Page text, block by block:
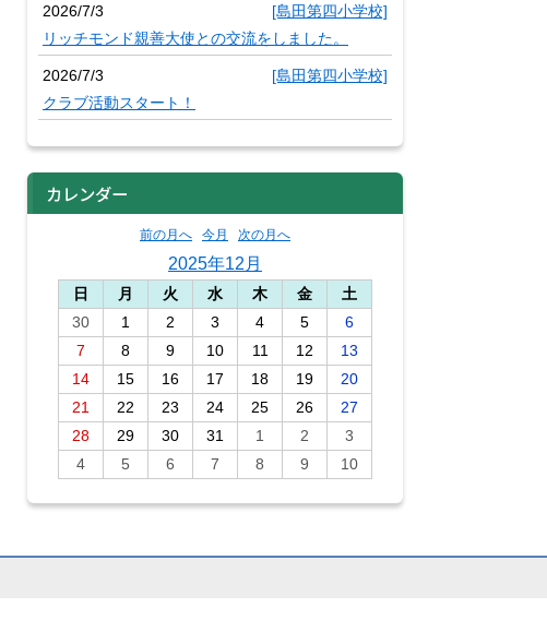
2026/7/3
[島田第四小学校]
リッチモンド親善大使との交流をしました。
2026/7/3
[島田第四小学校]
クラブ活動スタート！
カレンダー
前の月へ 今月 次の月へ
2025年12月
日 月 火 水 木 金
土
30
1 2 3 4 5
6
7
8 9 10 11 12
13
14
15 16 17 18 19
20
21
22 23 24 25 26
27
28
29 30 31 1 2
3
4
5 6 7 8 9 10